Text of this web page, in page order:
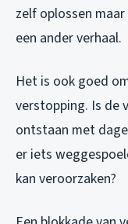
zelf oplossen
een ander verhaal.
Het is ook goed
verstopping. Is de
ontstaan met
er iets
kan veroorzaken?